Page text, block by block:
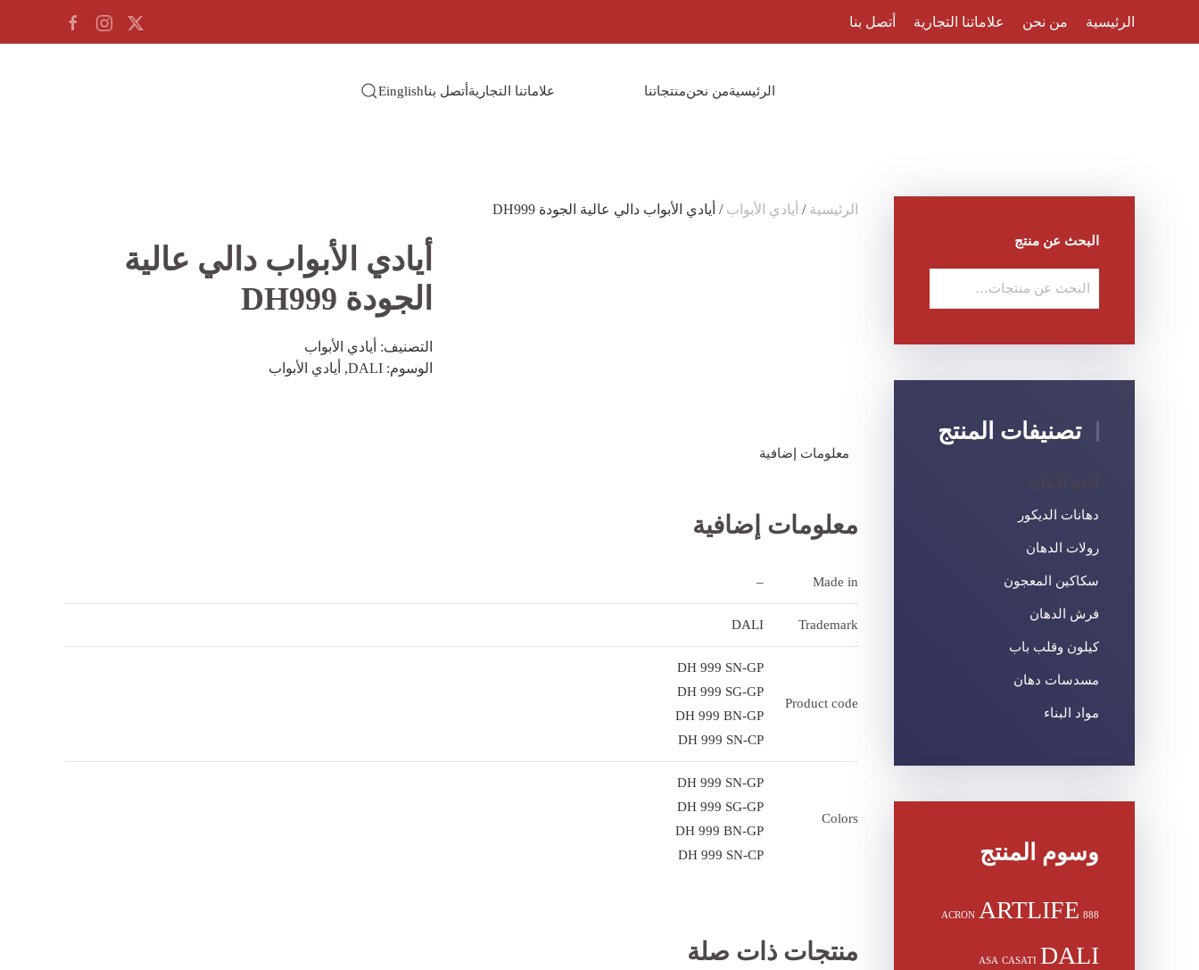
الرئيسية من نحن علاماتنا التجارية أتصل بنا
الرئيسيةمن نحنمنتجاتنا علاماتنا التجاريةأتصل بناEinglish
الرئيسية / أيادي الأبواب / أيادي الأبواب دالي عالية الجودة DH999
أيادي الأبواب دالي عالية
الجودة DH999
التصنيف: أيادي الأبواب
الوسوم:DALI
, أيادي الأبواب
معلومات إضافية
معلومات إضافية
Made in
–
Trademark
DALI
Product code
DH 999 SN-GP
DH 999 SG-GP
DH 999 BN-GP
DH 999 SN-CP
Colors
DH 999 SN-GP
DH 999 SG-GP
DH 999 BN-GP
DH 999 SN-CP
منتجات ذات صلة
البحث عن منتج
البحث
تصنيفات المنتج
دهانات الديكور
رولات الدهان
سكاكين المعجون
فرش الدهان
كيلون وقلب باب
مسدسات دهان
مواد البناء
وسوم المنتج
888
ACRON ARTLIFE
ASA CASATI DALI